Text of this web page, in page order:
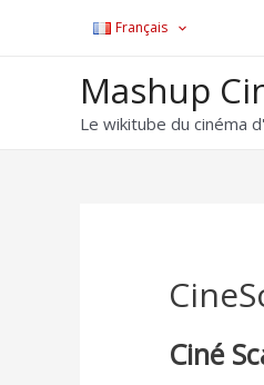
Français
Mashup
Le wikitube du cinéma
Ciné